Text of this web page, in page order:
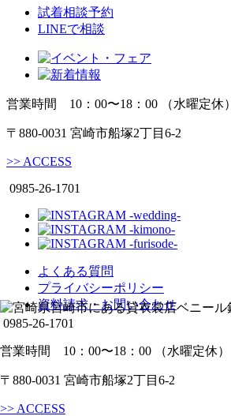
試着相談予約
LINEで相談
営業時間 10：00〜18：00 （水曜定休）
〒880-0031 宮崎市船塚2丁目6-2
>> ACCESS
0985-26-1701
よくある質問
プライバシーポリシー
資料請求・お問い合わせ
0985-26-1701
営業時間 10：00〜18：00 （水曜定休）
〒880-0031 宮崎市船塚2丁目6-2
>> ACCESS